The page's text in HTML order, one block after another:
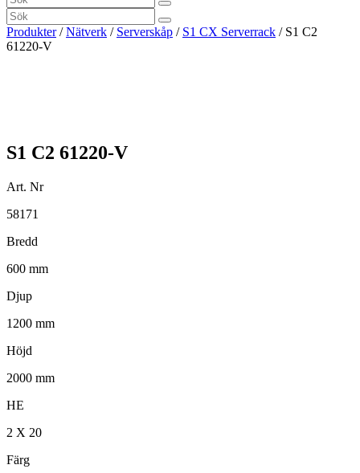
Produkter/Nätverk / Serverskåp / S1 CX Serverrack / S1 C2
61220-V
S1 C2 61220-V
Art. Nr
58171
Bredd
600 mm
Djup
1200 mm
Höjd
2000 mm
HE
2 X 20
Färg